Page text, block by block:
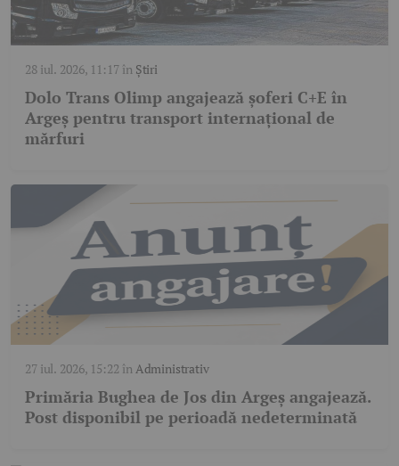
28 iul. 2026, 11:17în Știri
Dolo Trans Olimp angajează șoferi C+E în
Argeș pentru transport internațional de
mărfuri
27 iul. 2026, 15:22 înAdministrativ
Primăria Bughea de Jos din Argeș angajează.
Post disponibil pe perioadă nedeterminată